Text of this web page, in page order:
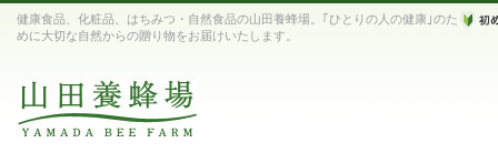
健康食品、化粧品、はちみつ・自然食品の山田養蜂場。｢ひとりの人の健康｣のた
めに大切な自然からの贈り物をお届けいたします。